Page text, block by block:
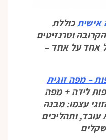
אישיתכוללת
וטרנזיטים
אחד על אחד –
– מפהזוגית
מפות לידה + מפה
עצמו: מבנה
ותהליכים